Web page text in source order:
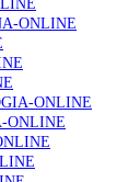
ONLINE
ONLINE
ONLINE